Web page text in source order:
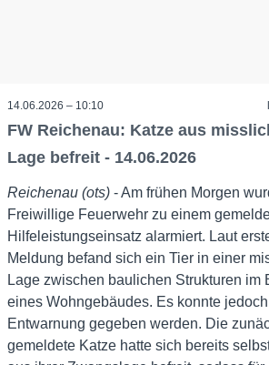
14.06.2026 – 10:10
FW Reichenau: Katze aus
Lage befreit - 14.06.2026
Reichenau (ots) - Am frühen Morgen
Freiwillige Feuerwehr zu einem
Hilfeleistungseinsatz alarmiert. Laut
Meldung befand sich ein Tier in einer
Lage zwischen baulichen Strukturen im
eines Wohngebäudes. Es konnte jedoch
Entwarnung gegeben werden. Die
gemeldete Katze hatte sich bereits